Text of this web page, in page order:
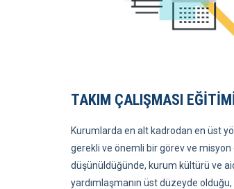
TAKIM ÇALIŞMASI
Kurumlarda en alt kadrodan en üst
gerekli ve önemli bir görev ve misyon
düşünüldüğünde, kurum kültürü ve
yardımlaşmanın üst düzeyde